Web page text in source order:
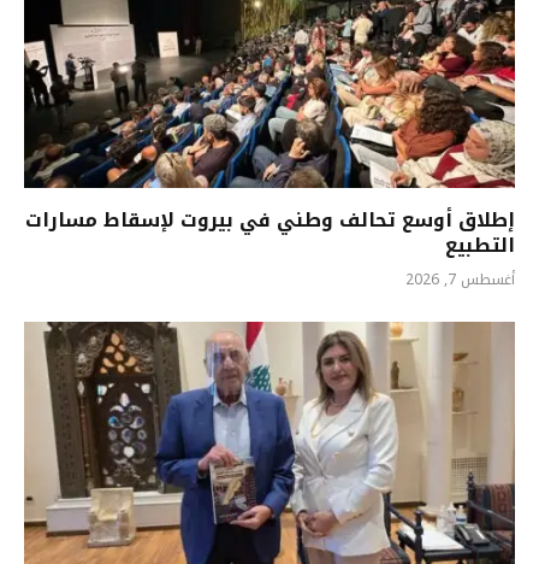
إطلاق أوسع تحالف وطني في بيروت لإسقاط مسارات
التطبيع
أغسطس 7, 2026